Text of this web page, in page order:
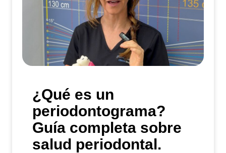
¿Qué es un
periodontograma?
Guía completa sobre
salud periodontal.